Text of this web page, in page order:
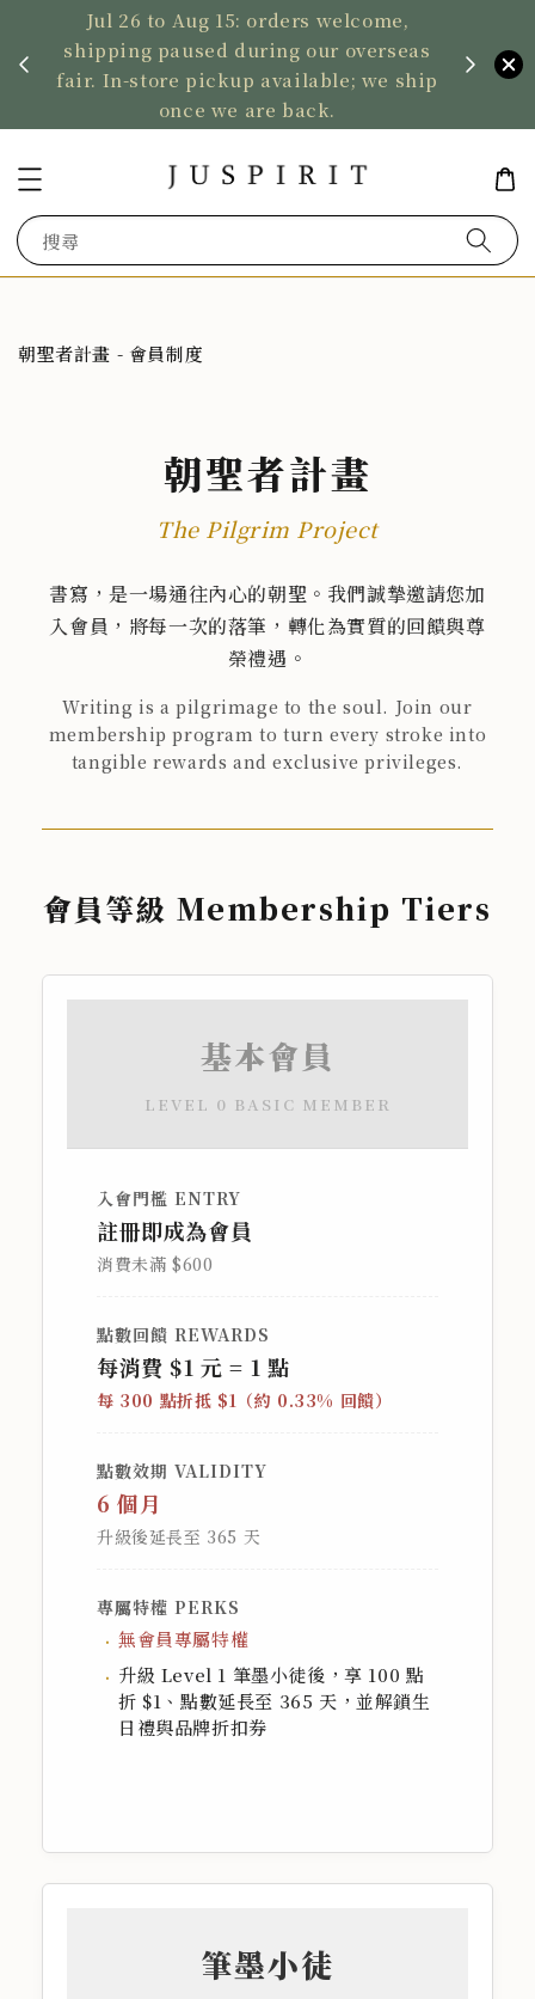
Jul 26 to Aug 15: orders welcome,
shipping paused during our overseas
fair. In-store pickup available; we ship
once we are back.
US
搜尋
朝聖者計畫 - 會員制度
朝聖者計畫
The Pilgrim Project
書寫，是一場通往內心的朝聖。我們誠摯邀請您加
入會員，將每一次的落筆，轉化為實質的回饋與尊
榮禮遇。
Writing is a pilgrimage to the soul. Join our
membership program to turn every stroke into
tangible rewards and exclusive privileges.
會員等級 Membership Tiers
基本會員
LEVEL 0 BASIC MEMBER
入會門檻 ENTRY
註冊即成為會員
消費未滿 $600
點數回饋 REWARDS
每消費 $1 元 = 1 點
每 300 點折抵 $1（約 0.33% 回饋）
點數效期 VALIDITY
6 個月
升級後延長至 365 天
專屬特權 PERKS
無會員專屬特權
升級 Level 1 筆墨小徒後，享 100 點
折 $1、點數延長至 365 天，並解鎖生
日禮與品牌折扣券
筆墨小徒